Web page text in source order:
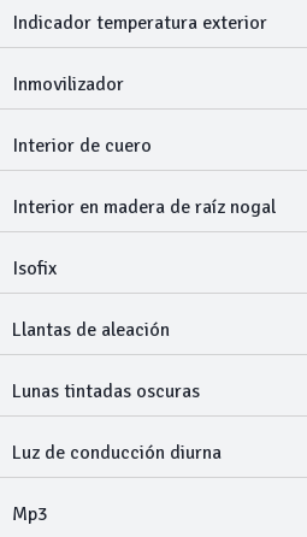
Indicador temperatura exterior
Inmovilizador
Interior de cuero
Interior en madera de raíz nogal
Isofix
Llantas de aleación
Lunas tintadas oscuras
Luz de conducción diurna
Mp3